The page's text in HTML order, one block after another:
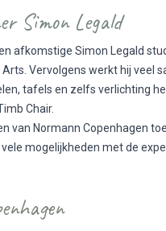
Simon Legald
afkomstige Simon Legald
Vervolgens werkt hij veel
tafels en zelfs verlichting
Chair.
van Normann Copenhagen
mogelijkheden met de